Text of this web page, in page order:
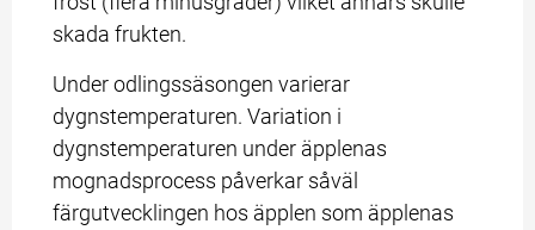
skada frukten.
Under odlingssäsongen varierar
dygnstemperaturen. Variation i
dygnstemperaturen under äpplenas
mognadsprocess påverkar såväl
färgutvecklingen hos äpplen som äpplenas